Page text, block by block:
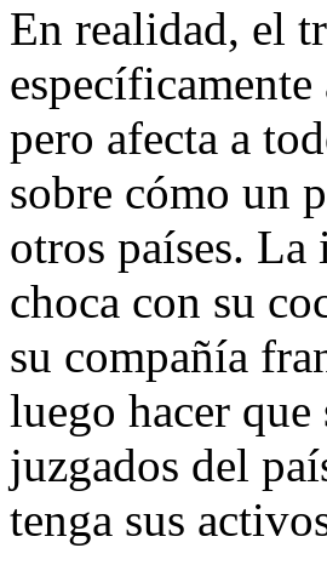
En realidad, el
específicamente
pero afecta a
sobre cómo un
otros países. La
choca con su
su compañía
luego hacer
juzgados del
tenga sus